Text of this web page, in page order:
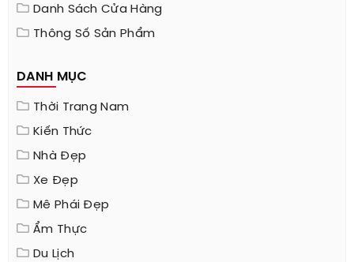
Danh Sách Cửa Hàng
Thông Số Sản Phẩm
DANH MỤC
Thời Trang Nam
Kiến Thức
Nhà Đẹp
Xe Đẹp
Mê Phái Đẹp
Ẩm Thực
Du Lịch